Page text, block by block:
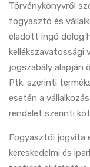
Törvénykönyvről
fogyasztó és
eladott ingó dolog
kellékszavatossági
jogszabály alapján
Ptk. szerinti
esetén a
rendelet szerinti
Fogyasztói jogvita
kereskedelmi és